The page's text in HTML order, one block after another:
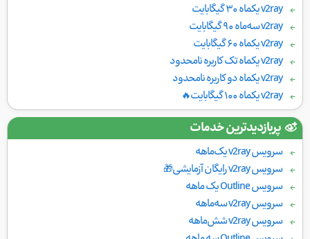
v2ray یکماه ۳۰ گیگابایت
v2ray سه‌ماه ۹۰ گیگابایت
v2ray یکماه ۶۰ گیگابایت
v2ray یکماه تک کاربره نامحدود
v2ray یکماه دو کاربره نامحدود
v2ray یکماه ۱۰۰ گیگابایت🔥
پربازدیدترین خدمات
سرویس v2ray یک‌ماهه
سرویس v2ray رایگان آزمایشی🎁
سرویس Outline یک ماهه
سرویس v2ray سه‌ماهه
سرویس v2ray شش‌ماهه